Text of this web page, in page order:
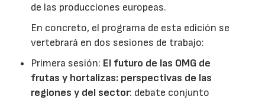
de las producciones europeas.
En concreto, el programa de esta edición se
vertebrará en dos sesiones de trabajo:
Primera sesión: El futuro de las OMG de
frutas y hortalizas: perspectivas de las
regiones y del sector: debate conjunto